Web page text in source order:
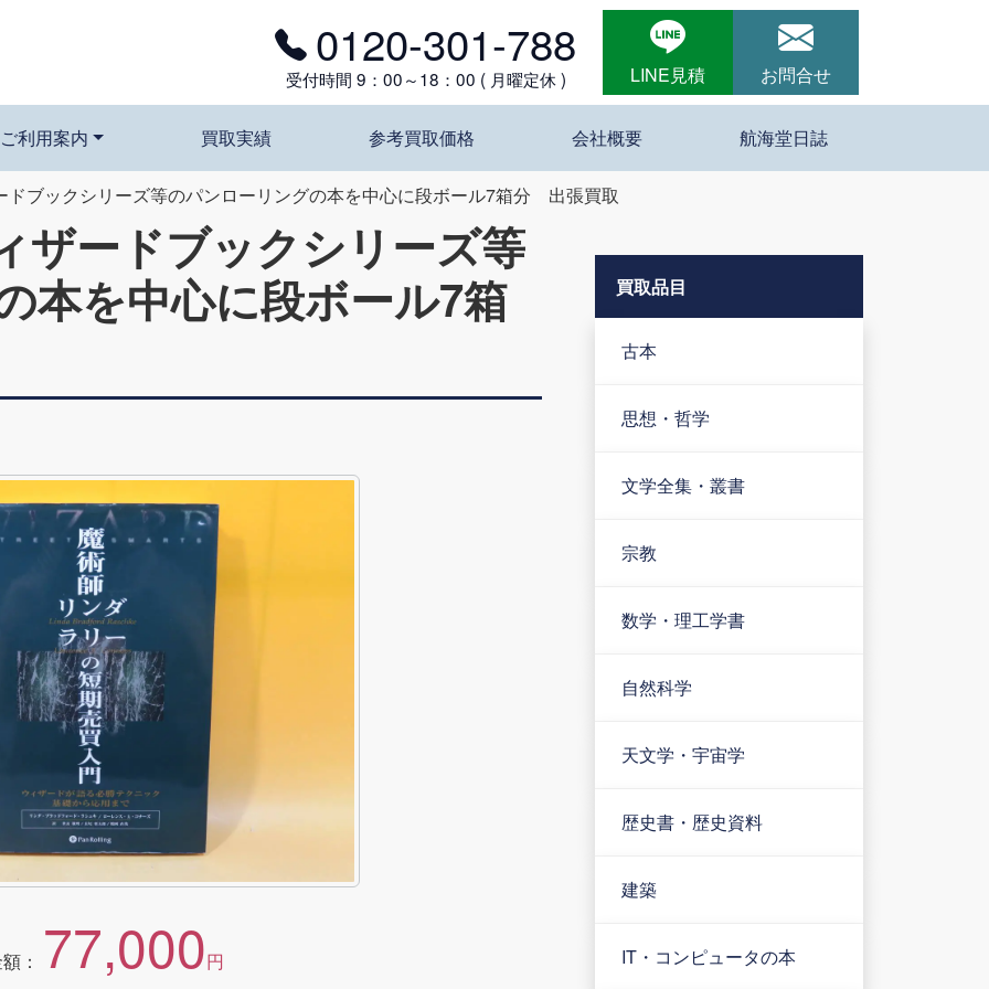
ご利用案内 買取実績 参考買取価格 会社概要 航海堂日誌
0120-301-788
受付時間 9：00～18：00 ( 月曜定休 ) LINE見積 お問合せ
ブックシリーズ等のパンローリングの本を中心に段ボール7箱分 出張買取
ードブックシリーズ等
本を中心に段ボール7箱
： 77,000円
買取品目
古本
思想・哲学
文学全集・叢書
宗教
数学・理工学書
自然科学
天文学・宇宙学
歴史書・歴史資料
建築
IT・コンピュータの本